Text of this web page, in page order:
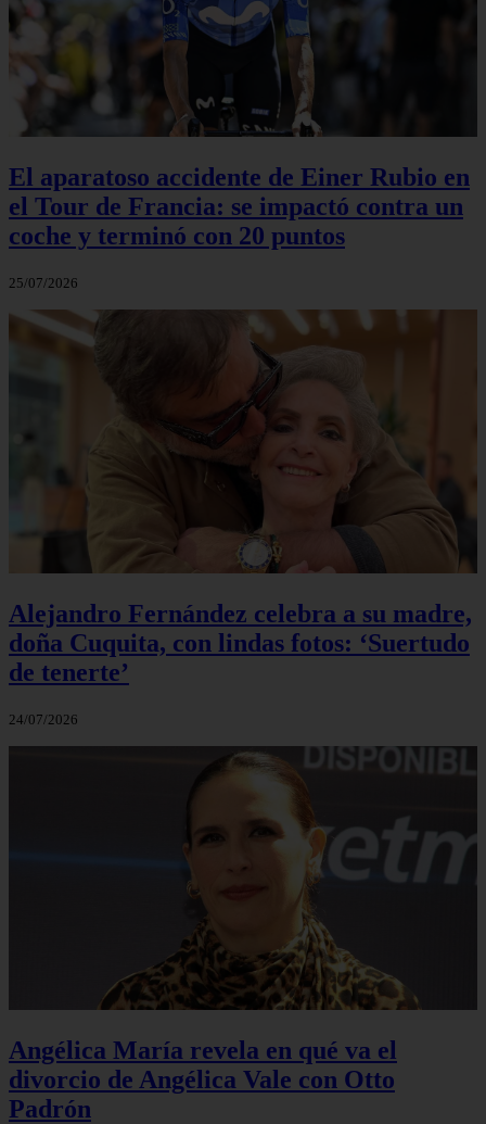
El aparatoso accidente de Einer Rubio en
el Tour de Francia: se impactó contra un
coche y terminó con 20 puntos
25/07/2026
Alejandro Fernández celebra a su madre,
doña Cuquita, con lindas fotos: ‘Suertudo
de tenerte’
24/07/2026
Angélica María revela en qué va el
divorcio de Angélica Vale con Otto
Padrón